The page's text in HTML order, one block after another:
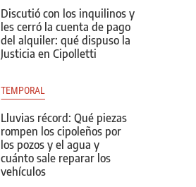
Discutió con los inquilinos y
les cerró la cuenta de pago
del alquiler: qué dispuso la
Justicia en Cipolletti
TEMPORAL
Lluvias récord: Qué piezas
rompen los cipoleños por
los pozos y el agua y
cuánto sale reparar los
vehículos